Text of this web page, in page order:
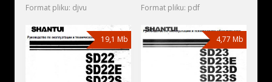
Format pliku: djvu Format pliku: pdf
19,1 Mb 4,77 Mb